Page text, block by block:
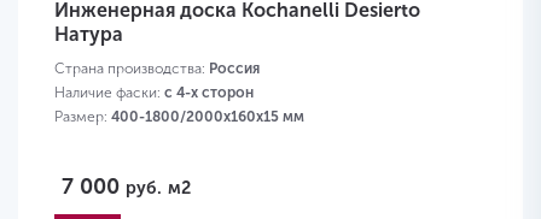
Инженерная доска Kochanelli Desierto
Натура
Страна производства: Россия
Наличие фаски: с 4-х сторон
Размер: 400-1800/2000х160х15 мм
7 000 руб. м2